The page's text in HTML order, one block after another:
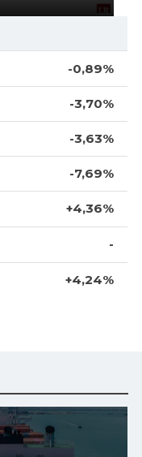
-0,89%
-3,70%
-3,63%
-7,69%
+4,36%
-
+4,24%